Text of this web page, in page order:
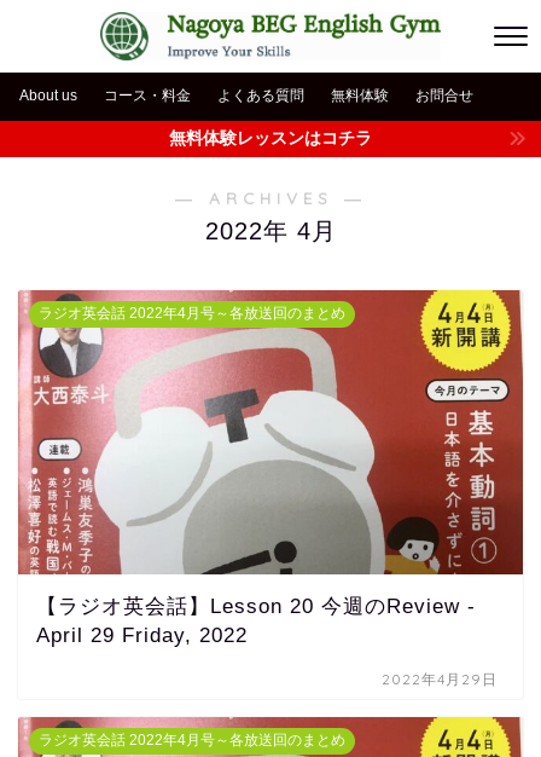
About us コース・料金 よくある質問 無料体験 お問合せ
無料体験レッスンはコチラ
― ARCHIVES ―
2022年 4月
ラジオ英会話 2022年4月号～各放送回のまとめ
【ラジオ英会話】Lesson 20 今週のReview -
April 29 Friday, 2022
2022年4月29日
ラジオ英会話 2022年4月号～各放送回のまとめ